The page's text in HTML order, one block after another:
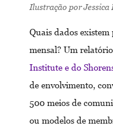
Ilustração por Jessica
Quais dados
mensal? Um
Institute e do
de envolvimento,
500 meios de
ou modelos de